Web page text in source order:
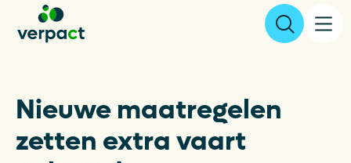
Over ons
Nieuwe maatregelen
zetten extra vaart